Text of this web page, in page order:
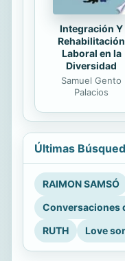
Integración Y
Rehabilitación
Laboral en la
Diversidad
Samuel Gento
Palacios
Últimas
RAIMON SAMSÓ
Conversaciones
RUTH
Love